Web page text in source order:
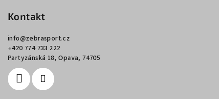
Kontakt
info@zebrasport.cz
+420 774 733 222
Partyzánská 18, Opava, 74705